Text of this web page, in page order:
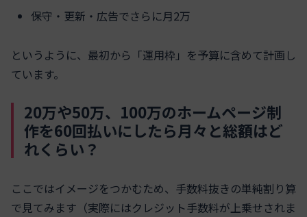
保守・更新・広告でさらに月2万
というように、最初から「運用枠」を予算に含めて計画し
ています。
20万や50万、100万のホームページ制
作を60回払いにしたら月々と総額はど
れくらい？
ここではイメージをつかむため、手数料抜きの単純割り算
で見てみます（実際にはクレジット手数料が上乗せされま